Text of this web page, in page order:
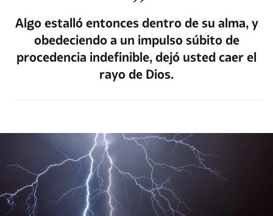
Algo estalló entonces dentro de su alma, y
obedeciendo a un impulso súbito de
procedencia indefinible, dejó usted caer el
rayo de Dios.